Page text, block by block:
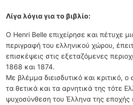
Λίγα λόγια για το βιβλίο:
Ο Henri Belle επιχείρησε και πέτυχε
περιγραφή του ελληνικού χώρου,
επισκέψεις στις εξεταζόμενες
1868 και 1874.
Με βλέμμα διεισδυτικό και κριτικό, ο
τα θετικά και τα αρνητικά της τότε
ψυχοσύνθεση του Έλληνα της εποχής